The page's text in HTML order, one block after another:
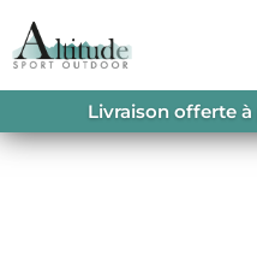
Livraison offerte
ACCUEIL/SHORTS
SHORTS